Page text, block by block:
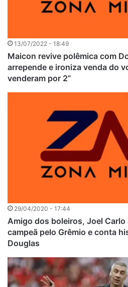
13/07/2022 - 18:49
Maicon revive polêmica com
arrepende e ironiza venda do
venderam por 2”
29/04/2020 - 17:44
Amigo dos boleiros, Joel
campeã pelo Grêmio e conta
Douglas